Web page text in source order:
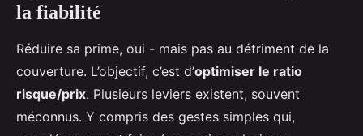
la fiabilité
Réduire sa prime, oui - mais pas au détriment de la
couverture. L’objectif, c’est d’optimiser le ratio
risque/prix. Plusieurs leviers existent, souvent
méconnus. Y compris des gestes simples qui,